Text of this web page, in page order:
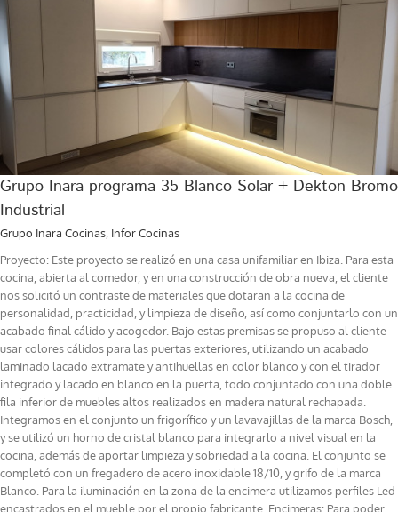
Grupo Inara programa 35 Blanco Solar + Dekton Bromo
Industrial
Grupo Inara Cocinas Infor Cocinas
Proyecto: Este proyecto se realizó en una casa unifamiliar en Ibiza. Para esta
cocina, abierta al comedor, y en una construcción de obra nueva, el cliente
nos solicitó un contraste de materiales que dotaran a la cocina de
personalidad, practicidad, y limpieza de diseño, así como conjuntarlo con un
acabado final cálido y acogedor. Bajo estas premisas se propuso al cliente
usar colores cálidos para las puertas exteriores, utilizando un acabado
laminado lacado extramate y antihuellas en color blanco y con el tirador
integrado y lacado en blanco en la puerta, todo conjuntado con una doble
fila inferior de muebles altos realizados en madera natural rechapada.
Integramos en el conjunto un frigorífico y un lavavajillas de la marca Bosch,
y se utilizó un horno de cristal blanco para integrarlo a nivel visual en la
cocina, además de aportar limpieza y sobriedad a la cocina. El conjunto se
completó con un fregadero de acero inoxidable 18/10, y grifo de la marca
Blanco. Para la iluminación en la zona de la encimera utilizamos perfiles Led
encastrados en el mueble por el propio fabricante. Encimeras: Para poder